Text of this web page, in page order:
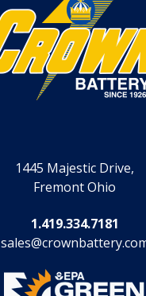
1445 Majestic Drive,
Fremont Ohio
1.419.334.7181